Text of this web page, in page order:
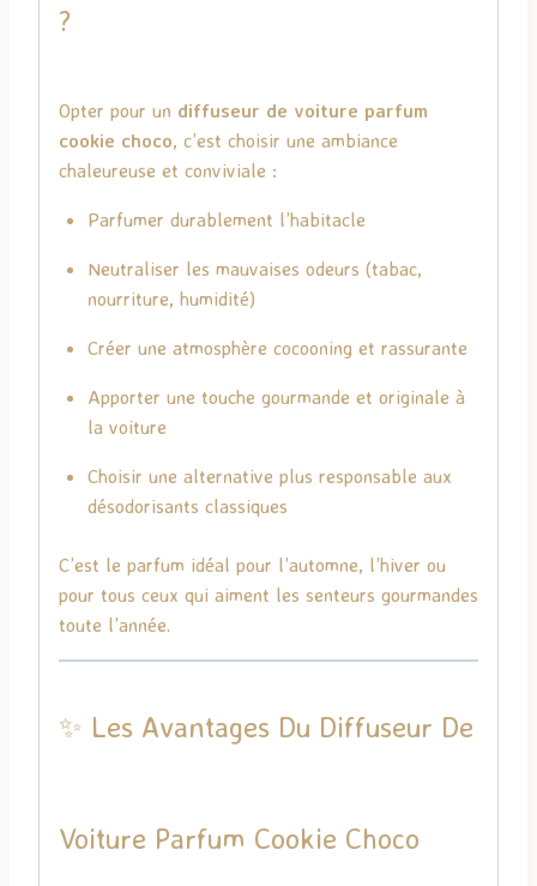
?
Opter pour un diffuseur de voiture parfum
cookie choco, c’est choisir une ambiance
chaleureuse et conviviale :
Parfumer durablement l’habitacle
Neutraliser les mauvaises odeurs (tabac,
nourriture, humidité)
Créer une atmosphère cocooning et rassurante
Apporter une touche gourmande et originale à
la voiture
Choisir une alternative plus responsable aux
désodorisants classiques
C’est le parfum idéal pour l’automne, l’hiver ou
pour tous ceux qui aiment les senteurs gourmandes
toute l’année.
✨ Les Avantages Du Diffuseur De
Voiture Parfum Cookie Choco